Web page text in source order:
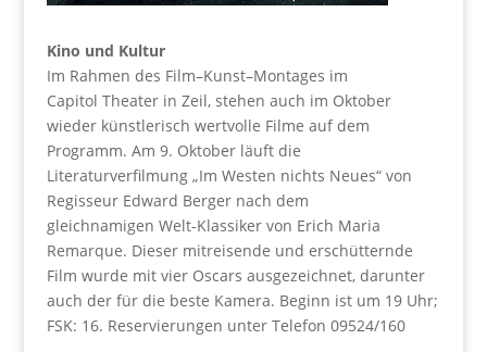
Kino und Kultur
Im Rahmen des Film–Kunst–Montages im
Capitol Theater in Zeil, stehen auch im Oktober
wieder künstlerisch wertvolle Filme auf dem
Programm. Am 9. Oktober läuft die
Literaturverfilmung „Im Westen nichts Neues“ von
Regisseur Edward Berger nach dem
gleichnamigen Welt-Klassiker von Erich Maria
Remarque. Dieser mitreisende und erschütternde
Film wurde mit vier Oscars ausgezeichnet, darunter
auch der für die beste Kamera. Beginn ist um 19 Uhr;
FSK: 16. Reservierungen unter Telefon 09524/160